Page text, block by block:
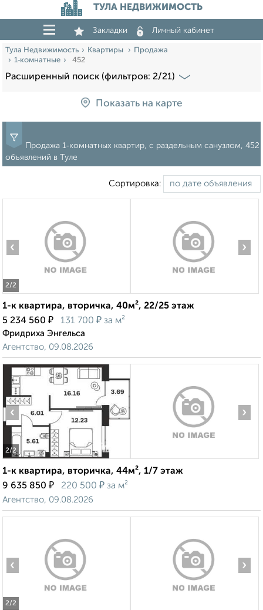
ТУЛА НЕДВИЖИМОСТЬ
Закладки Личный кабинет
Тула Недвижимость Квартиры
Продажа
1‑комнатные
452
Расширенный поиск (фильтров: 2/21)
Показать на карте
Продажа 1‑комнатных квартир, с раздельным санузлом, 452
объявлений в Туле
Сортировка:
2/2
‹ ›
1-к квартира, вторичка, 40м², 22/25 этаж
5 234 560 ₽ 131 700 ₽ за м²
Фридриха Энгельса
Агентство, 09.08.2026
2/2
‹ ›
1-к квартира, вторичка, 44м², 1/7 этаж
9 635 850 ₽ 220 500 ₽ за м²
Агентство, 09.08.2026
2/2
‹ ›